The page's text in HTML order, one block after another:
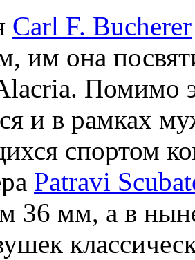
Carl F. Bucherer
им она
Помимо
и в рамках
спортом
Patravi
36 мм, а в